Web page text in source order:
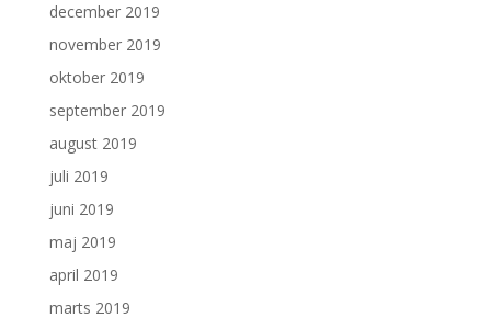
december 2019
november 2019
oktober 2019
september 2019
august 2019
juli 2019
juni 2019
maj 2019
april 2019
marts 2019